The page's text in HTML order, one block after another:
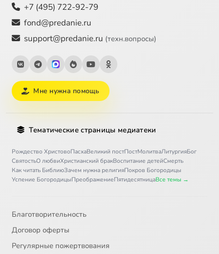
+7 (495) 722-92-79
fond@predanie.ru
support@predanie.ru (техн.вопросы)
Мне нужна помощь
Тематические страницы медиатеки
Рождество ХристовоПасхаВеликий постПостМолитваЛитургияБог
СвятостьО любвиХристианский бракВоспитание детейСмерть
Как читать БиблиюЗачем нужна религияПокров Богородицы
Успение БогородицыПреображениеПятидесятницаВсе темы →
Благотворительность
Договор оферты
Регулярные пожертвования